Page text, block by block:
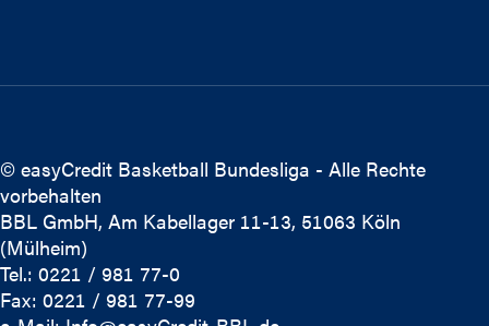
© easyCredit Basketball Bundesliga - Alle Rechte
vorbehalten
BBL GmbH, Am Kabellager 11-13, 51063 Köln
(Mülheim)
Tel.: 0221 / 981 77-0
Fax: 0221 / 981 77-99